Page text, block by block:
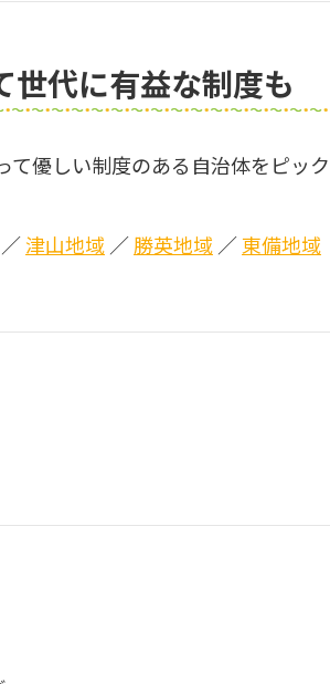
世代に有益な制度も
優しい制度のある自治体をピック
／津山地域 ／勝英地域 ／東備地域